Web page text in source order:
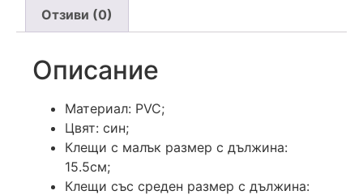
Отзиви (0)
Описание
Материал: PVC;
Цвят: син;
Клещи с малък размер с дължина:
15.5см;
Клещи със среден размер с дължина: